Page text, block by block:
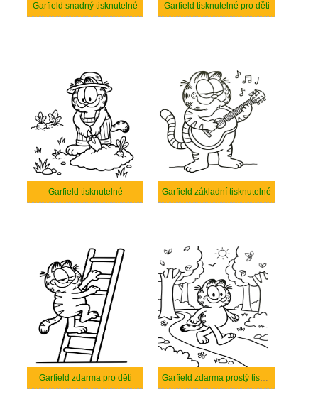
Garfield snadný tisknutelné Garfield tisknutelné pro děti
Garfield tisknutelné Garfield základní tisknutelné
Garfield zdarma pro děti Garfield zdarma prostý tisknutelné